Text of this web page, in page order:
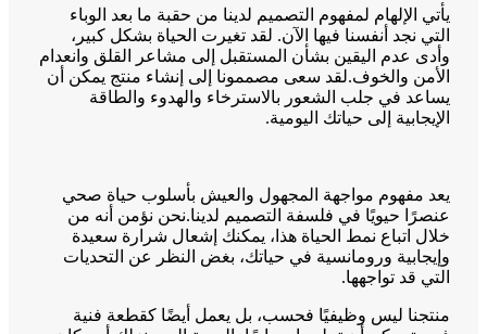
يأتي الإلهام لمفهوم التصميم لدينا من حقبة ما بعد الوباء
التي نجد أنفسنا فيها الآن. لقد تغيرت الحياة بشكل كبير،
وأدى عدم اليقين بشأن المستقبل إلى مشاعر القلق وانعدام
الأمن والخوف.لقد سعى مصممونا إلى إنشاء منتج يمكن أن
يساعد في جلب الشعور بالاسترخاء والهدوء والطاقة
الإيجابية إلى حياتك اليومية.
يعد مفهوم مواجهة المجهول والعيش بأسلوب حياة صحي
عنصرًا حيويًا في فلسفة التصميم لدينا.نحن نؤمن أنه من
خلال اتباع نمط الحياة هذا، يمكنك إشعال شرارة سعيدة
وإيجابية ورومانسية في حياتك، بغض النظر عن التحديات
التي قد تواجهها.
منتجنا ليس وظيفيًا فحسب، بل يعمل أيضًا كقطعة فنية